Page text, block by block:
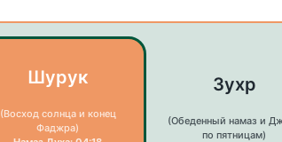
Шурук
(Восход солнца и конец
Фаджра)
Зухр
(Обеденный намаз и
по пятницам)